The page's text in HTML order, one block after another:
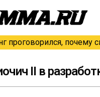
проговорился, почему
II в